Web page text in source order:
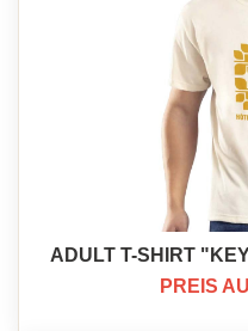
ADULT T-SHIRT
PREIS